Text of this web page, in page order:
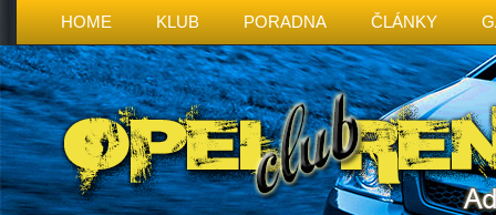
HOME KLUB PORADNA ČLÁNKY